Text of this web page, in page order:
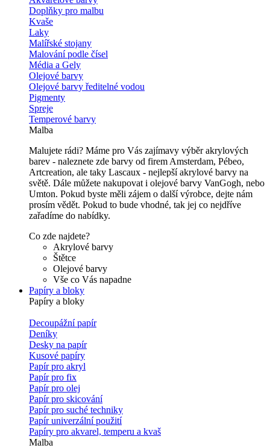
Doplňky pro malbu
Kvaše
Laky
Malířské stojany
Malování podle čísel
Média a Gely
Olejové barvy
Olejové barvy ředitelné vodou
Pigmenty
Spreje
Temperové barvy
Malba
Malujete rádi? Máme pro Vás zajímavy výběr akrylových
barev - naleznete zde barvy od firem Amsterdam, Pébeo,
Artcreation, ale taky Lascaux - nejlepší akrylové barvy na
světě. Dále můžete nakupovat i olejové barvy VanGogh, nebo
Umton. Pokud byste měli zájem o další výrobce, dejte nám
prosím vědět. Pokud to bude vhodné, tak jej co nejdříve
zařadíme do nabídky.
Co zde najdete?
Akrylové barvy
Štětce
Olejové barvy
Vše co Vás napadne
Papíry a bloky
Papíry a bloky
Decoupážní papír
Deníky
Desky na papír
Kusové papíry
Papír pro akryl
Papír pro fix
Papír pro olej
Papír pro skicování
Papír pro suché techniky
Papír univerzální použití
Papíry pro akvarel, temperu a kvaš
Malba